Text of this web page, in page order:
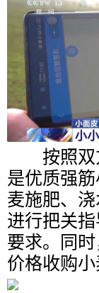
按照
是优质强
麦施肥、
进行把关
要求。同
价格收购小